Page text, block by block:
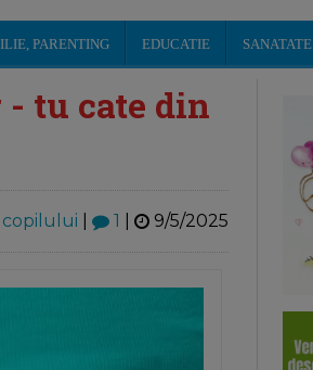
PARENTING EDUCATIE SANATATE
tu cate din
copilului 1 9/5/2025